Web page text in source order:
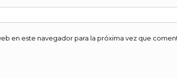
en este navegador para la próxima vez que